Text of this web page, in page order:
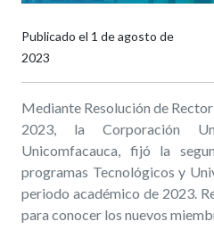
Publicado el 1 de agosto de
2023
Mediante Resolución de
2023, la Corporación
Unicomfacauca, fijó la
programas Tecnológicos y
periodo académico de 2023.
para conocer los nuevos